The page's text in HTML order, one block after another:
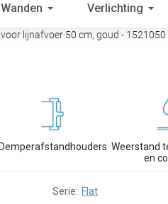
Wanden Verlichting
lijnafvoer 50 cm, goud - 1521050
Demperafstandhouders Weerstand
en
Serie: Flat